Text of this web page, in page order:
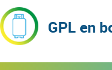
GPL en